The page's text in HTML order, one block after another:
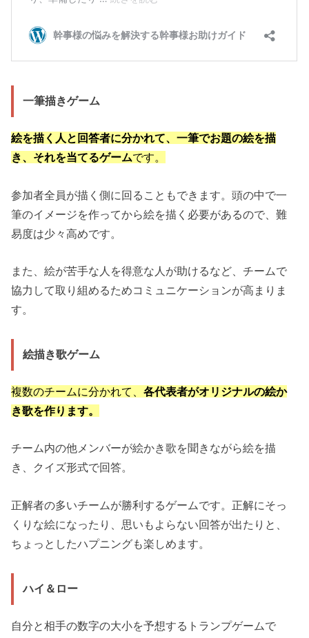
一筆描きゲーム
絵を描く人と回答者に分かれて、一筆でお題の絵を描
き、それを当てるゲームです。
参加者全員が描く側に回ることもできます。頭の中で一
筆のイメージを作ってから絵を描く必要があるので、難
易度は少々高めです。
また、絵が苦手な人を得意な人が助けるなど、チームで
協力して取り組めるためコミュニケーションが高まりま
す。
絵描き歌ゲーム
複数のチームに分かれて、各代表者がオリジナルの絵か
き歌を作ります。
チーム内の他メンバーが絵かき歌を聞きながら絵を描
き、クイズ形式で回答。
正解者の多いチームが勝利するゲームです。正解にそっ
くりな絵になったり、思いもよらない回答が出たりと、
ちょっとしたハプニングも楽しめます。
ハイ＆ロー
自分と相手の数字の大小を予想するトランプゲームで